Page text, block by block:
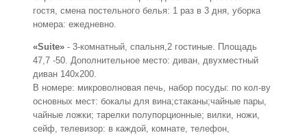
гостя, смена постельного белья: 1 раз в 3 дня, уборка
номера: ежедневно.
«Suite» - 3-комнатный, спальня,2 гостиные. Площадь
47,7 -50. Дополнительное место: диван, двухместный
диван 140х200.
В номере: микроволновая печь, набор посуды: по кол-ву
основных мест: бокалы для вина;стаканы;чайные пары,
чайные ложки; тарелки полупорционные; вилки, ножи,
сейф, телевизор: в каждой, комнате, телефон,